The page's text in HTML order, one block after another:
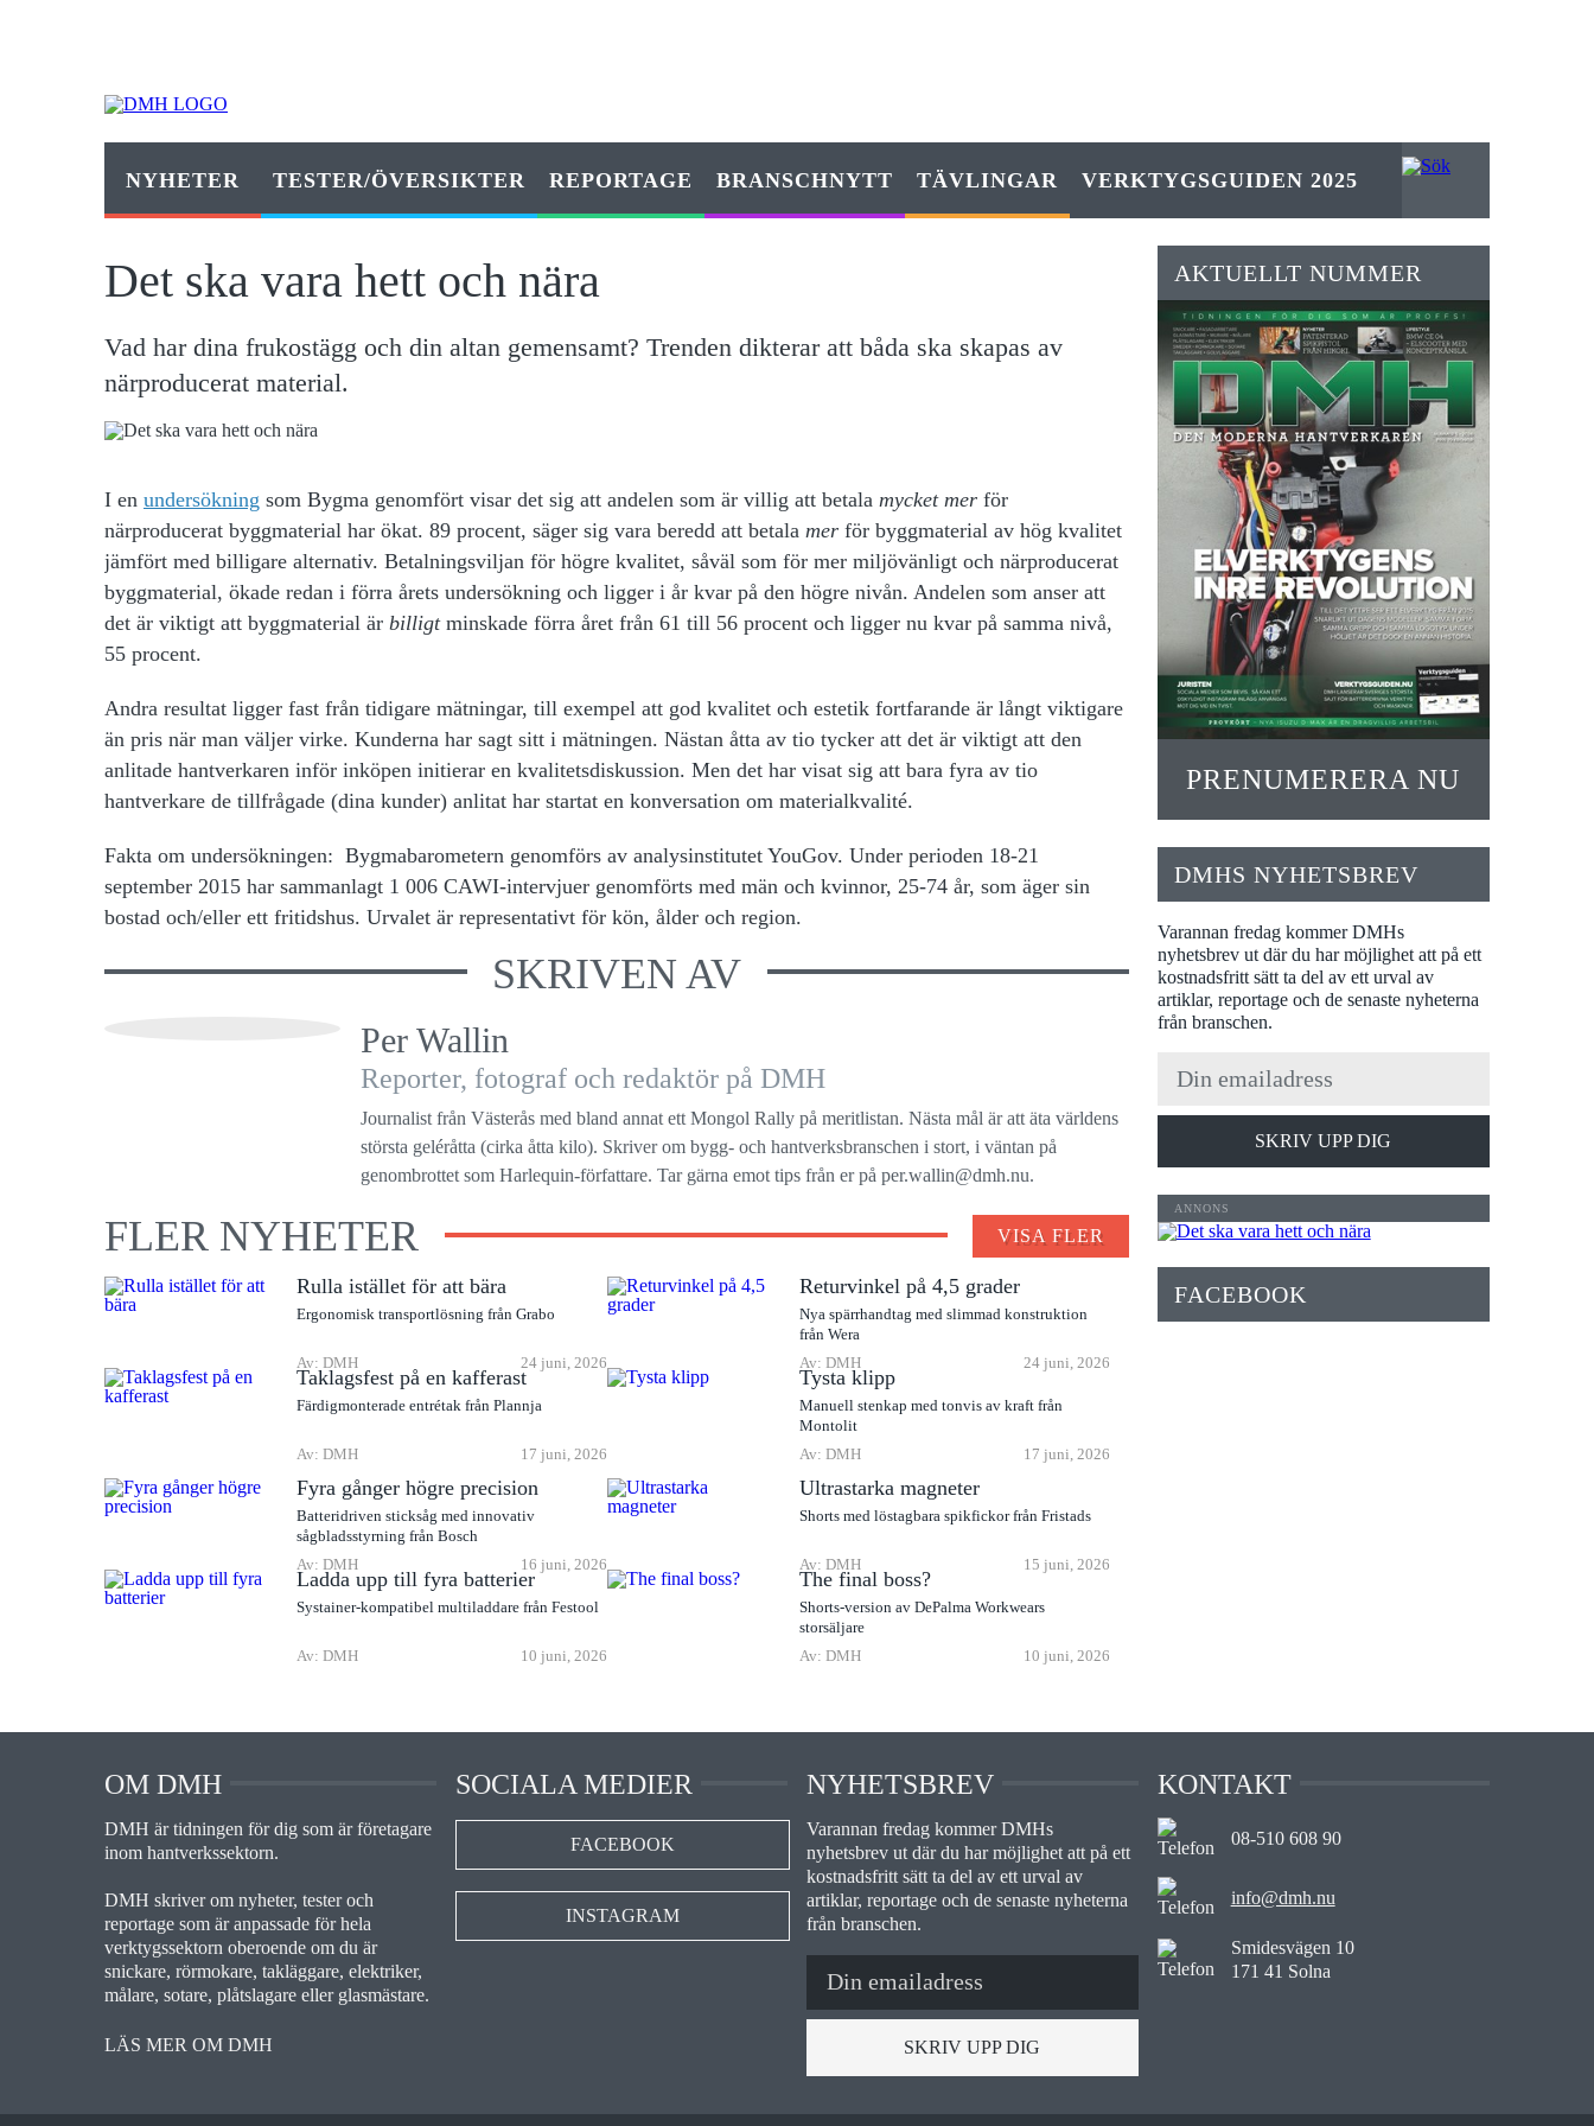
NYHETER TESTER/ÖVERSIKTER REPORTAGE BRANSCHNYTT TÄVLINGAR VERKTYGSGUIDEN 2025
Det ska vara hett och nära
Vad har dina frukostägg och din altan gemensamt? Trenden dikterar att båda ska skapas av
närproducerat material.
I en undersökning som Bygma genomfört visar det sig att andelen som är villig att betala mycket mer för
närproducerat byggmaterial har ökat. 89 procent, säger sig vara beredd att betala mer för bygg­­material av hög kvalitet
jämfört med billigare alternativ. Betalningsviljan för högre kvalitet, såväl som för mer miljövänligt och närproducerat
byggmaterial, ökade redan i förra årets undersökning och ligger i år kvar på den högre nivån. Andelen som anser att
det är viktigt att byggmaterial är billigt minskade förra året från 61 till 56 procent och ligger nu kvar på samma nivå,
55 procent.
Andra resultat ligger fast från tidigare mätningar, till exempel att god kvalitet och estetik fortfarande är långt viktigare
än pris när man väljer virke. Kunderna har sagt sitt i mätningen. Nästan åtta av tio tycker att det är viktigt att den
anlitade hantverkaren inför inköpen initierar en kvalitetsdiskus­sion. Men det har visat sig att bara fyra av tio
hantverkare de tillfrågade (dina kunder) anlitat har startat en konversation om materialkvalité.
Fakta om undersökningen: Bygmabarometern genomförs av analysinstitutet YouGov. Under perioden 18-21
september 2015 har sammanlagt 1 006 CAWI-intervjuer genomförts med män och kvinnor, 25-74 år, som äger sin
bostad och/eller ett fritidshus. Urvalet är representativt för kön, ålder och region.
SKRIVEN AV
Per Wallin
Reporter, fotograf och redaktör på DMH
Journalist från Västerås med bland annat ett Mongol Rally på meritlistan. Nästa mål är att äta världens
största geléråtta (cirka åtta kilo). Skriver om bygg- och hantverksbranschen i stort, i väntan på
genombrottet som Harlequin-författare. Tar gärna emot tips från er på per.wallin@dmh.nu.
FLER NYHETER VISA FLER
Rulla istället för att bära
Ergonomisk transportlösning från Grabo
Av: DMH 24 juni, 2026
Returvinkel på 4,5 grader
Nya spärrhandtag med slimmad konstruktion
från Wera
Av: DMH
24 juni, 2026
Taklagsfest på en kafferast
Färdigmonterade entrétak från Plannja
Av: DMH 17 juni, 2026
Tysta klipp
Manuell stenkap med tonvis av kraft från
Montolit
Av: DMH
17 juni, 2026
Fyra gånger högre precision
Batteridriven sticksåg med innovativ
sågbladsstyrning från Bosch
Av: DMH
16 juni, 2026
Ultrastarka magneter
Shorts med löstagbara spikfickor från Fristads
Av: DMH 15 juni, 2026
Ladda upp till fyra batterier
Systainer-kompatibel multiladdare från Festool
Av: DMH 10 juni, 2026
The final boss?
Shorts-version av DePalma Workwears
storsäljare
Av: DMH
10 juni, 2026
AKTUELLT NUMMER
PRENUMERERA NU
DMHS NYHETSBREV
Varannan fredag kommer DMHs
nyhetsbrev ut där du har möjlighet att på ett
kostnadsfritt sätt ta del av ett urval av
artiklar, reportage och de senaste nyheterna
från branschen.
SKRIV UPP DIG
FACEBOOK
OM DMH
DMH är tidningen för dig som är företagare
inom hantverkssektorn.
DMH skriver om nyheter, tester och
reportage som är anpassade för hela
verktygssektorn oberoende om du är
snickare, rörmokare, takläggare, elektriker,
målare, sotare, plåtslagare eller glasmästare.
LÄS MER OM DMH
SOCIALA MEDIER
FACEBOOK
INSTAGRAM
NYHETSBREV
Varannan fredag kommer DMHs
nyhetsbrev ut där du har möjlighet att på ett
kostnadsfritt sätt ta del av ett urval av
artiklar, reportage och de senaste nyheterna
från branschen.
SKRIV UPP DIG
KONTAKT
08-510 608 90
info@dmh.nu
Smidesvägen 10
171 41 Solna